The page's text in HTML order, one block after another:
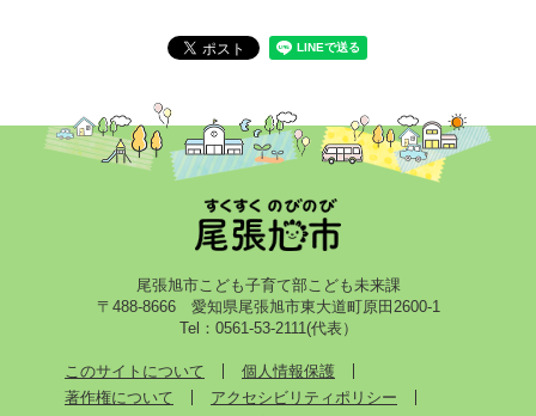
尾張旭市こども子育て部こども未来課
〒488-8666 愛知県尾張旭市東大道町原田2600-1
Tel：0561-53-2111(代表）
このサイトについて
個人情報保護
著作権について
アクセシビリティポリシー